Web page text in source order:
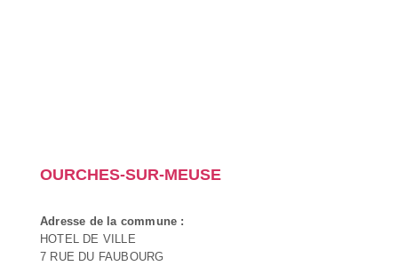
OURCHES-SUR-MEUSE
Adresse de la commune :
HOTEL DE VILLE
7 RUE DU FAUBOURG